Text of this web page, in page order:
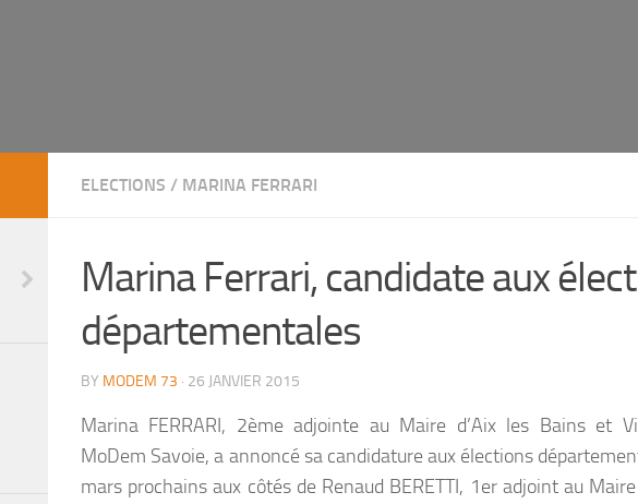
ELECTIONS / MARINA FERRARI
Marina Ferrari, candidate aux
départementales
BY MODEM 73 · 26 JANVIER 2015
Marina FERRARI, 2ème adjointe au Maire d’Aix les Bains et
MoDem Savoie, a annoncé sa candidature aux élections
mars prochains aux côtés de Renaud BERETTI, 1er adjoint au